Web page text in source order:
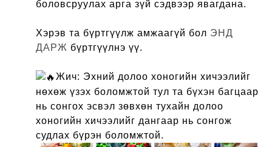
боловсруулах арга зүй сэдвээр явагдана.
Хэрэв та бүртгүүлж амжаагүй бол ЭНД
ДАРЖ бүртгүүлнэ үү.
Жич: Эхний долоо хоногийн хичээлийг
нөхөж үзэх боломжтой тул та бүхэн багцаар
нь сонгох эсвэл зөвхөн тухайн долоо
хоногийн хичээлийг дангаар нь сонгож
судлах бүрэн боломжтой.